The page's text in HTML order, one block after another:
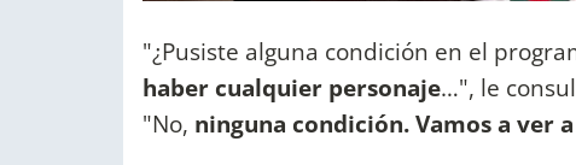
"¿Pusiste alguna condición en el
haber cualquier personaje…", le
"No, ninguna condición. Vamos a ver